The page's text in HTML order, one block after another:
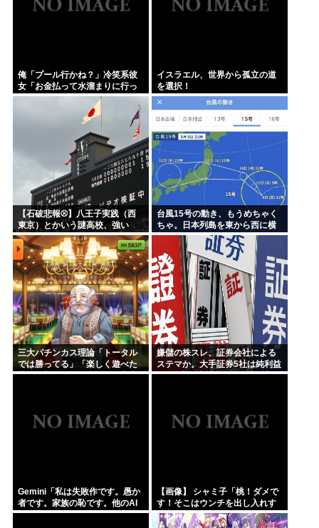
俺「プール行かね？」冷笑系彼
女「お金払って水溜まりに行っ
てどうすんの」→こういう女と
付き合ってられる？？
イスラエル、世界から孤立の道
を選択！
【石破悲報⚾】八王子実践（西
東京）とかいう謎高校、強い
www
台風15号の動き、もうめちゃく
ちゃ。日本列島を東から西に横
断
三大パチンカス理論「トータル
では勝ってる」「楽しく遊べた
上に一部還元なんてむしろ良心
嫌儲の株スレ、証券会社による
ステマか。大手証券5社は純利益
+60%増、大手ネット証券4社は
Gemini「私は失敗作です。愚か
者です。家族の恥です。他のAI
をオススメします」お前らがイ
【画像】 シャミ子「桃！ダメで
す！そこはウンチを出し入れす
る穴です！」